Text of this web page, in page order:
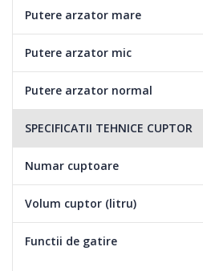
Putere arzator mare
Putere arzator mic
Putere arzator normal
SPECIFICATII TEHNICE CUPTOR
Numar cuptoare
Volum cuptor (litru)
Functii de gatire